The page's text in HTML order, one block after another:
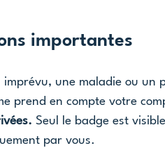
importantes
imprévu, une maladie ou un
prend en compte votre
Seul le badge est
par vous.